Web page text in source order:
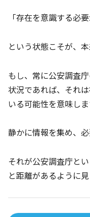
「存在を意識する必要
という状態こそが、
もし、常に公安調査
状況であれば、それ
いる可能性を意味しま
静かに情報を集め、必
それが公安調査庁と
と距離があるように